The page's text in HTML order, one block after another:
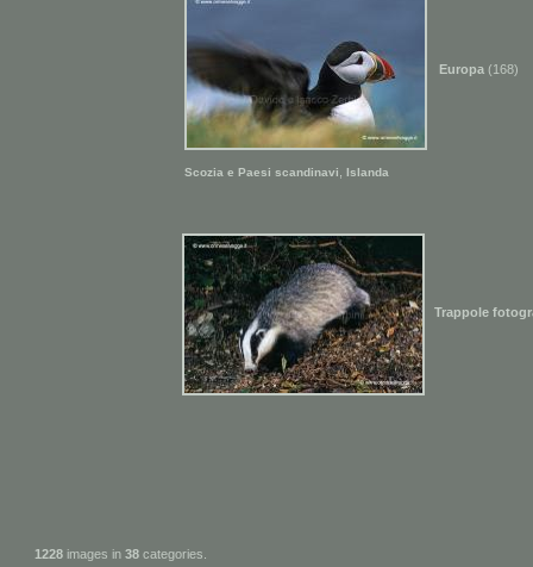
Europa (168)
Scozia e Paesi scandinavi Islanda
Trappole
1228 images in 38 categories.